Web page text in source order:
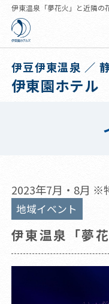
伊東温泉「夢花火」と近隣の
伊豆伊東温泉 ／
伊東園ホテル
2023年7月・8月 ※
地域イベント
伊東温泉「夢